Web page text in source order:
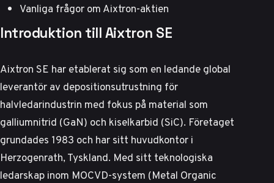
Vanliga frågor om Aixtron-aktien
Introduktion till Aixtron SE
Aixtron SE har etablerat sig som en ledande global
leverantör av depositionsutrustning för
halvledarindustrin med fokus på material som
galliumnitrid (GaN) och kiselkarbid (SiC). Företaget
grundades 1983 och har sitt huvudkontor i
Herzogenrath, Tyskland. Med sitt teknologiska
ledarskap inom MOCVD-system (Metal Organic